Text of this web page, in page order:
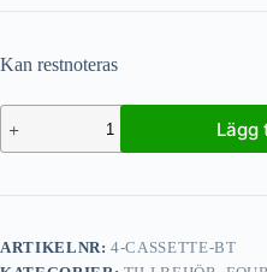
Kan restnoteras
Lägg
ARTIKELNR:4-CASSETTE-BT